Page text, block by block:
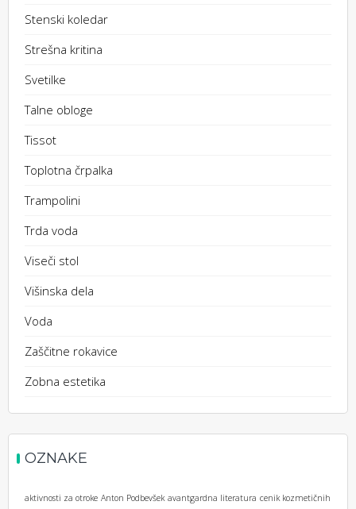
Stenski koledar
Strešna kritina
Svetilke
Talne obloge
Tissot
Toplotna črpalka
Trampolini
Trda voda
Viseči stol
Višinska dela
Voda
Zaščitne rokavice
Zobna estetika
OZNAKE
aktivnosti za otroke Anton Podbevšek avantgardna literatura cenik kozmetičnih